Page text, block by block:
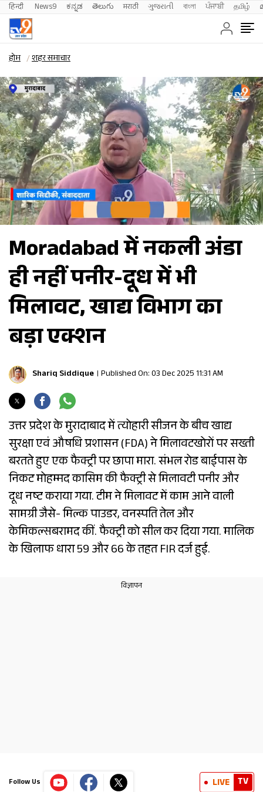
हिन्दी News9 ಕನ್ನಡ తెలుగు मराठी ગુજરાતી বাংলা ਪੰਜਾਬੀ தமிழ்
होम शहर समाचार
Moradabad में नकली अंडा
ही नहीं पनीर-दूध में भी
मिलावट, खाद्य विभाग का
बड़ा एक्शन
Shariq Siddique Published On: 03 Dec 2025 11:31 AM
उत्तर प्रदेश के मुरादाबाद में त्योहारी सीजन के बीच खाद्य
सुरक्षा एवं औषधि प्रशासन (FDA) ने मिलावटखोरों पर सख्ती
बरतते हुए एक फैक्ट्री पर छापा मारा. संभल रोड बाईपास के
निकट मोहम्मद कासिम की फैक्ट्री से मिलावटी पनीर और
दूध नष्ट कराया गया. टीम ने मिलावट में काम आने वाली
सामग्री जैसे- मिल्क पाउडर, वनस्पति तेल और
केमिकल्सबरामद कीं. फैक्ट्री को सील कर दिया गया. मालिक
के खिलाफ धारा 59 और 66 के तहत FIR दर्ज हुई.
Follow Us LIVE TV